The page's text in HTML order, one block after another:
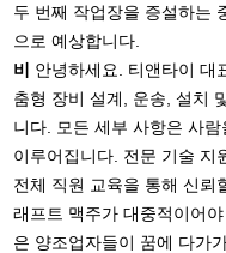
두 번째 작업장을 증설하는
으로 예상합니다.
비
안녕하세요. 티앤타이 대
춤형 장비 설계, 운송, 설치
니다. 모든 세부 사항은 사
이루어집니다. 전문 기술 지
전체 직원 교육을 통해 신뢰
래프트 맥주가 대중적이어
은 양조업자들이 꿈에 다가